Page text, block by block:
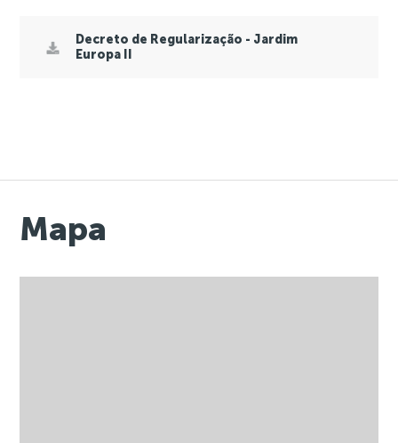
Decreto de Regularização - Jardim
Europa II
Mapa